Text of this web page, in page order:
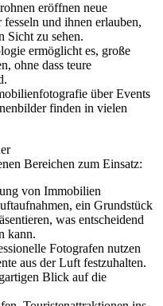
eröffnen neue
und ihnen erlauben,
Sicht zu sehen.
ermöglicht es, große
ohne dass teure
über Events
finden in vielen
Bereichen zum Einsatz:
von Immobilien
ein Grundstück
was entscheidend
kann.
Fotografen nutzen
aus der Luft festzuhalten.
Blick auf die